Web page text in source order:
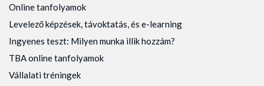
Online tanfolyamok
Levelező képzések, távoktatás, és e-learning
Ingyenes teszt: Milyen munka illik hozzám?
TBA online tanfolyamok
Vállalati tréningek